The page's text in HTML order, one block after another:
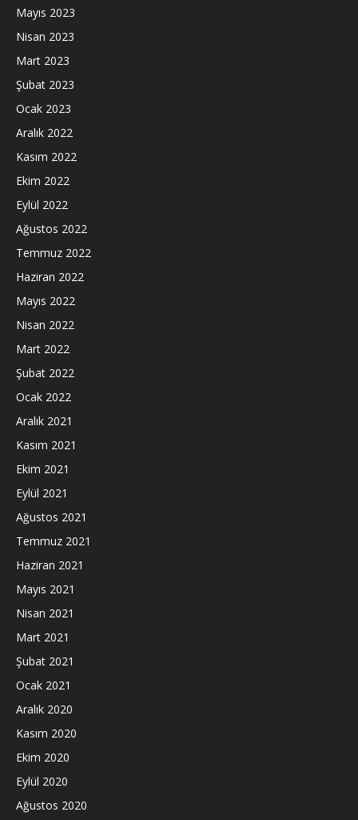
Mayıs 2023
Nisan 2023
Mart 2023
Şubat 2023
Ocak 2023
Aralık 2022
Kasım 2022
Ekim 2022
Eylül 2022
Ağustos 2022
Temmuz 2022
Haziran 2022
Mayıs 2022
Nisan 2022
Mart 2022
Şubat 2022
Ocak 2022
Aralık 2021
Kasım 2021
Ekim 2021
Eylül 2021
Ağustos 2021
Temmuz 2021
Haziran 2021
Mayıs 2021
Nisan 2021
Mart 2021
Şubat 2021
Ocak 2021
Aralık 2020
Kasım 2020
Ekim 2020
Eylül 2020
Ağustos 2020